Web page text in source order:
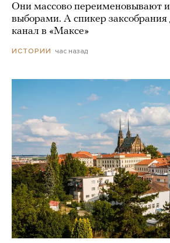
Они массово переименовывают
выборами. А спикер
канал в «Максе»
ИСТОРИИ час назад